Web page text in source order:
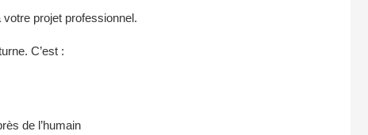
projet professionnel.
C’est :
de l’humain